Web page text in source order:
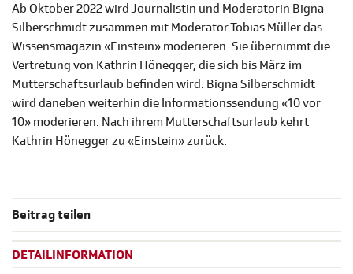
Ab Oktober 2022 wird Journalistin und Moderatorin Bigna
Silberschmidt zusammen mit Moderator Tobias Müller das
Wissensmagazin «Einstein» moderieren. Sie übernimmt die
Vertretung von Kathrin Hönegger, die sich bis März im
Mutterschaftsurlaub befinden wird. Bigna Silberschmidt
wird daneben weiterhin die Informationssendung «10 vor
10» moderieren. Nach ihrem Mutterschaftsurlaub kehrt
Kathrin Hönegger zu «Einstein» zurück.
Beitrag teilen
DETAILINFORMATION